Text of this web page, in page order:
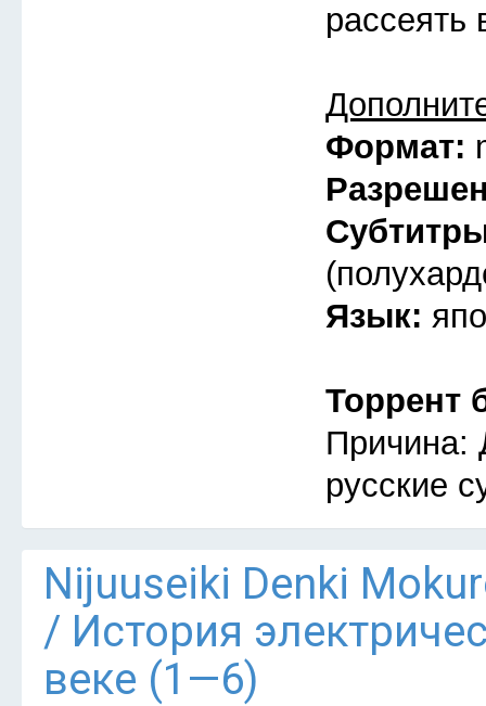
рассеять
Формат:
Язык:
Торрент
Причина:
русские
Nijuuseiki Denki
/ История
веке (1—6)